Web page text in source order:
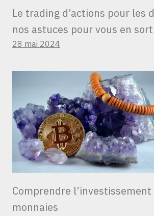
Le trading d’actions pour les
nos astuces pour vous en
28 mai 2024
Comprendre
monnaies